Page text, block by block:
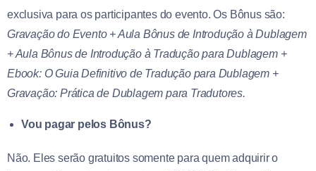
exclusiva para os participantes do evento. Os Bônus são:
Gravação do Evento + Aula Bônus de Introdução à Dublagem
+ Aula Bônus de Introdução à Tradução para Dublagem +
Ebook: O Guia Definitivo de Tradução para Dublagem +
Gravação: Prática de Dublagem para Tradutores.
Vou pagar pelos Bônus?
Não. Eles serão gratuitos somente para quem adquirir o